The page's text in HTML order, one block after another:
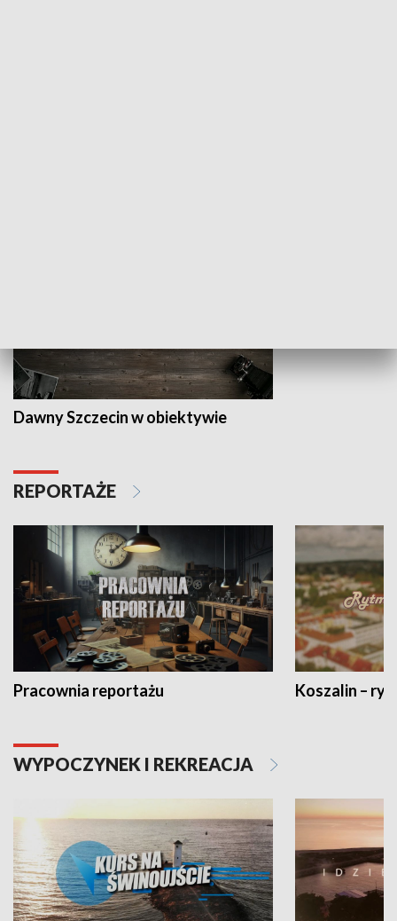
Dawny Szczecin w obiektywie
REPORTAŻE
Pracownia reportażu Koszalin –
WYPOCZYNEK I REKREACJA